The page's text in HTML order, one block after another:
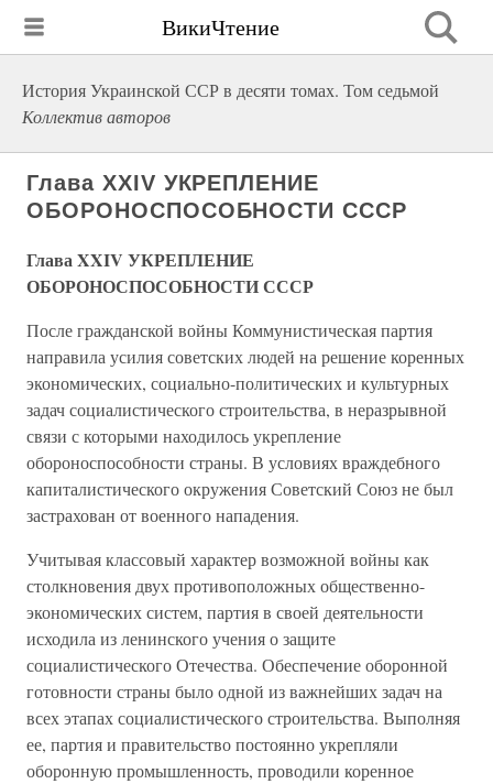
ВикиЧтение
История Украинской ССР в десяти томах. Том седьмой
Коллектив авторов
Глава XXIV УКРЕПЛЕНИЕ
ОБОРОНОСПОСОБНОСТИ СССР
Глава XXIV УКРЕПЛЕНИЕ
ОБОРОНОСПОСОБНОСТИ СССР
После гражданской войны Коммунистическая партия
направила усилия советских людей на решение коренных
экономических, социально-политических и культурных
задач социалистического строительства, в неразрывной
связи с которыми находилось укрепление
обороноспособности страны. В условиях враждебного
капиталистического окружения Советский Союз не был
застрахован от военного нападения.
Учитывая классовый характер возможной войны как
столкновения двух противоположных общественно-
экономических систем, партия в своей деятельности
исходила из ленинского учения о защите
социалистического Отечества. Обеспечение оборонной
готовности страны было одной из важнейших задач на
всех этапах социалистического строительства. Выполняя
ее, партия и правительство постоянно укрепляли
оборонную промышленность, проводили коренное